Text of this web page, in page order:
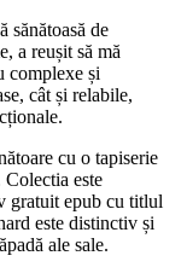
sănătoasă de
a reușit să mă
complexe și
cât și relabile,
cu o tapiserie
este
gratuit epub cu titlul
este distinctiv și
ale sale.